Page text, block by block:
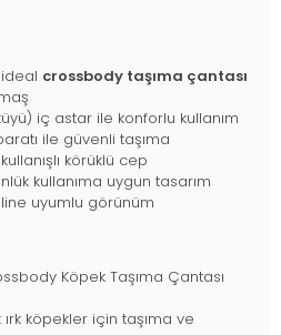
crossbody taşıma çantası
iç astar ile konforlu kullanım
ile güvenli taşıma
körüklü cep
kullanıma uygun tasarım
uyumlu görünüm
Köpek Taşıma Çantası
ırk köpekler için taşıma ve